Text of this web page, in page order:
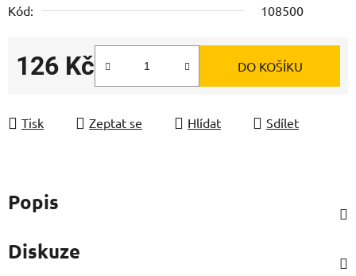
Kód:
108500
126 Kč DO KOŠÍKU
Tisk Zeptat se Hlídat Sdílet
Popis
Diskuze